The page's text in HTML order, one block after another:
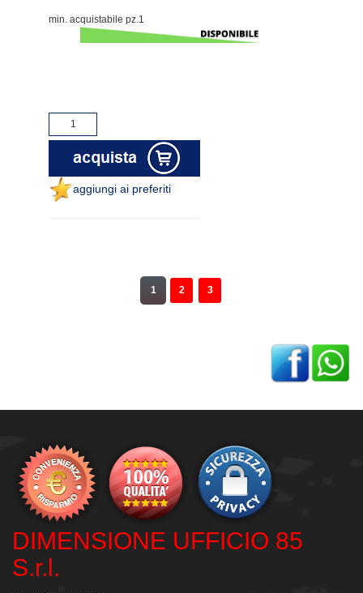
min. acquistabile pz.1
aggiungi ai preferiti
1 2 3
DIMENSIONE UFFICIO 85
S.r.l.